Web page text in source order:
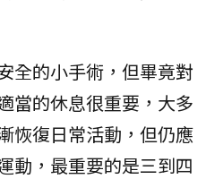
全的小手術，但畢竟對
當的休息很重要，大多
恢復日常活動，但仍應
動，最重要的是三到四